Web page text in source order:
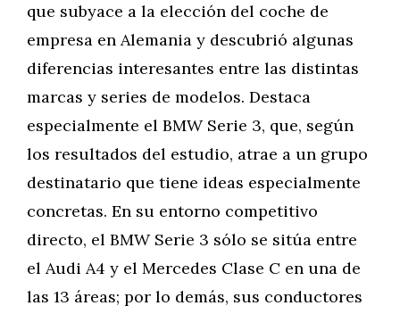
que subyace a la elección del coche de
empresa en Alemania y descubrió algunas
diferencias interesantes entre las distintas
marcas y series de modelos. Destaca
especialmente el BMW Serie 3, que, según
los resultados del estudio, atrae a un grupo
destinatario que tiene ideas especialmente
concretas. En su entorno competitivo
directo, el BMW Serie 3 sólo se sitúa entre
el Audi A4 y el Mercedes Clase C en una de
las 13 áreas; por lo demás, sus conductores